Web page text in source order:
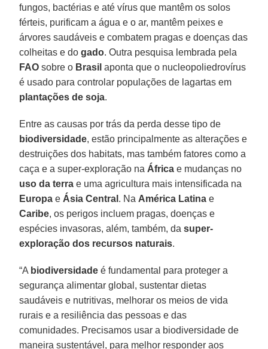
fungos, bactérias e até vírus que mantêm os solos
férteis, purificam a água e o ar, mantêm peixes e
árvores saudáveis ​​e combatem pragas e doenças das
colheitas e dogado. Outra pesquisa lembrada pela
FAO sobre o Brasil aponta que o nucleopoliedrovírus
é usado para controlar populações de lagartas em
plantações de soja.
Entre as causas por trás da perda desse tipo de
biodiversidade, estão principalmente as alterações e
destruições dos habitats, mas também fatores como a
caça e a super-exploração na África e mudanças no
uso da terra e uma agricultura mais intensificada na
Europa e Ásia Central . Na América Latina e
Caribe, os perigos incluem pragas, doenças e
espécies invasoras, além, também, dasuper-
exploração dos recursos naturais.
“A biodiversidade é fundamental para proteger a
segurança alimentar global, sustentar dietas
saudáveis ​​e nutritivas, melhorar os meios de vida
rurais e a resiliência das pessoas e das
comunidades. Precisamos usar a biodiversidade de
maneira sustentável, para melhor responder aos